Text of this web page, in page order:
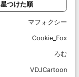
星つけた順
マフォクシー
Cookie_Fox
ろむ
VDJCartoon